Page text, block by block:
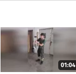
01:04